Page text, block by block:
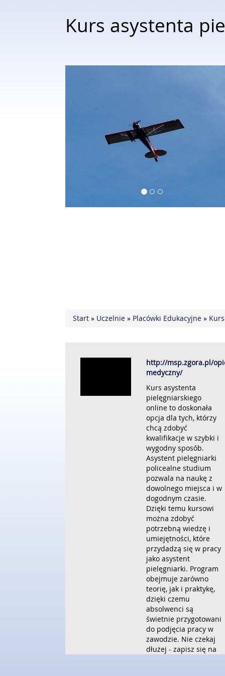
Kurs asystenta
Start » Uczelnie » Placówki Edukacyjne »
http://msp.zgora.pl/
medyczny/
Kurs asystenta
pielęgniarskiego
online to doskonała
opcja dla tych, którzy
chcą zdobyć
kwalifikacje w szybki i
wygodny sposób.
Asystent pielęgniarki
policealne studium
pozwala na naukę z
dowolnego miejsca i w
dogodnym czasie.
Dzięki temu kursowi
można zdobyć
potrzebną wiedzę i
umiejętności, które
przydadzą się w pracy
jako asystent
pielęgniarki. Program
obejmuje zarówno
teorię, jak i praktykę,
dzięki czemu
absolwenci są
świetnie przygotowani
do podjęcia pracy w
zawodzie. Nie czekaj
dłużej - zapisz się na